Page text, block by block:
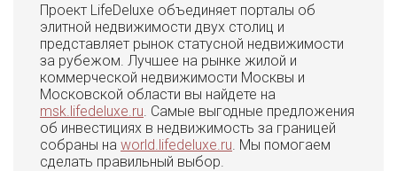
Проект LifeDeluxe объединяет порталы об
элитной недвижимости двух столиц и
представляет рынок статусной недвижимости
за рубежом. Лучшее на рынке жилой и
коммерческой недвижимости Москвы и
Московской области вы найдете на
msk.lifedeluxe.ru . Самые выгодные предложения
об инвестициях в недвижимость за границей
собраны на world.lifedeluxe.ru . Мы помогаем
сделать правильный выбор.